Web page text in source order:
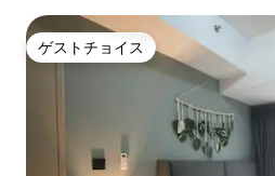
ゲストチョイス
ゲストチョイス